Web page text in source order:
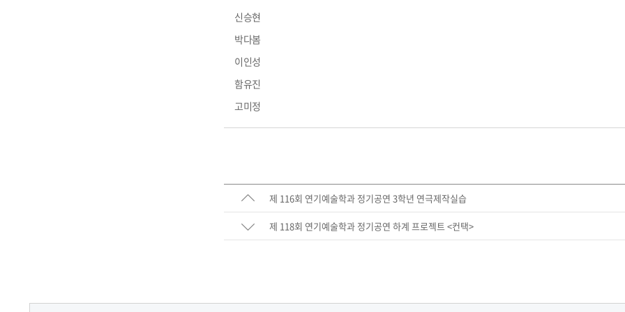
신승현
박다봄
이인성
함유진
고미정
제 116회 연기예술학과 정기공연 3학년 연극제작실습
제 118회 연기예술학과 정기공연 하계 프로젝트 <컨택>